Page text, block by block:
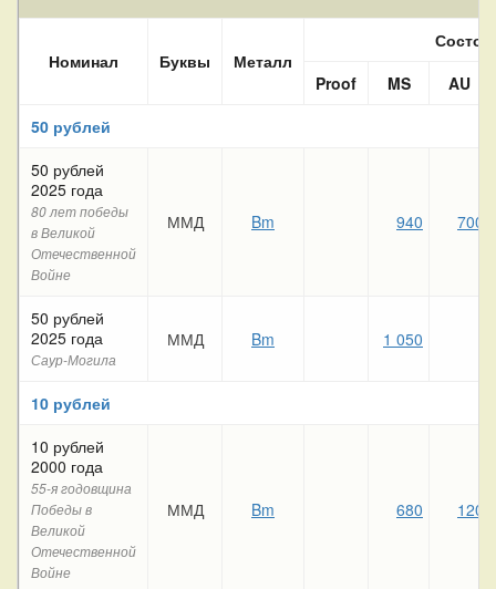
Номинал Буквы Металл
Proof
MS
AU
50 рублей
50 рублей
2025 года
80 лет победы
в Великой
Отечественной
Войне
ММД Bm 940 700
50 рублей
2025 года
Саур-Могила
ММД Bm 1 050
10 рублей
10 рублей
2000 года
55-я годовщина
Победы в
Великой
Отечественной
Войне
ММД Bm 680 120